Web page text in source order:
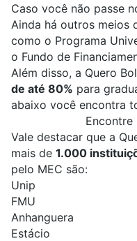
Caso você não passe
Ainda há outros meios
como o Programa
o Fundo de
Além disso, a Quero
de até 80% para
abaixo você encontra
Encontre
Vale destacar que a
mais de 1.000
pelo MEC são:
Unip
FMU
Anhanguera
Estácio